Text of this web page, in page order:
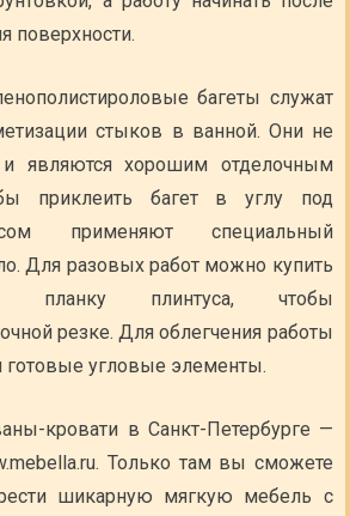
поверхности.
багеты служат
стыков в ванной. Они не
являются хорошим отделочным
приклеить багет в углу под
применяют специальный
Для разовых работ можно купить
плинтуса, чтобы
резке. Для облегчения работы
готовые угловые элементы.
кровати в Санкт-Петербурге —
Только там вы сможете
шикарную мягкую мебель с